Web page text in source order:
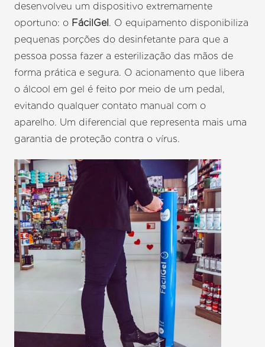
desenvolveu um dispositivo extremamente
oportuno: o FácilGel . O equipamento disponibiliza
pequenas porções do desinfetante para que a
pessoa possa fazer a esterilização das mãos de
forma prática e segura. O acionamento que libera
o álcool em gel é feito por meio de um pedal,
evitando qualquer contato manual com o
aparelho. Um diferencial que representa mais uma
garantia de proteção contra o vírus.